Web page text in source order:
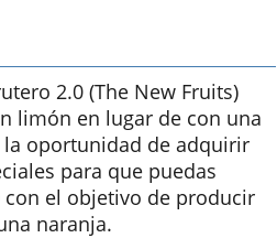
2.0 (The New Fruits)
limón en lugar de con una
oportunidad de adquirir
para que puedas
con el objetivo de producir
naranja.